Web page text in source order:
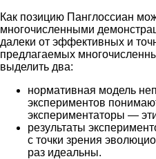
Как позицию Панглоссиан
многочисленными
далеки от эффективных и
предлагаемых
выделить два:
нормативная модель
экспериментов
экспериментаторы —
результаты
с точки зрения
раз идеальны.